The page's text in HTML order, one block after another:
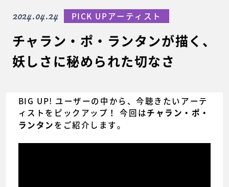
チャラン・ポ・ランタンが描く、
妖しさに秘められた切なさ
2024.04.24 PICK UPアーティスト
BIG UP! ユーザーの中から、今聴きたいアーテ
ィストをピックアップ！ 今回はチャラン・ポ・
ランタン をご紹介します。